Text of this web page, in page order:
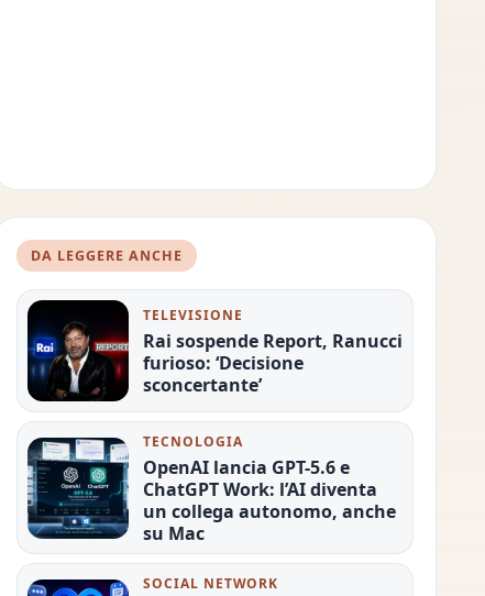
DA LEGGERE ANCHE
TELEVISIONE
Rai sospende Report, Ranucci
furioso: ‘Decisione
sconcertante’
TECNOLOGIA
OpenAI lancia GPT-5.6 e
ChatGPT Work: l’AI diventa
un collega autonomo, anche
su Mac
SOCIAL NETWORK